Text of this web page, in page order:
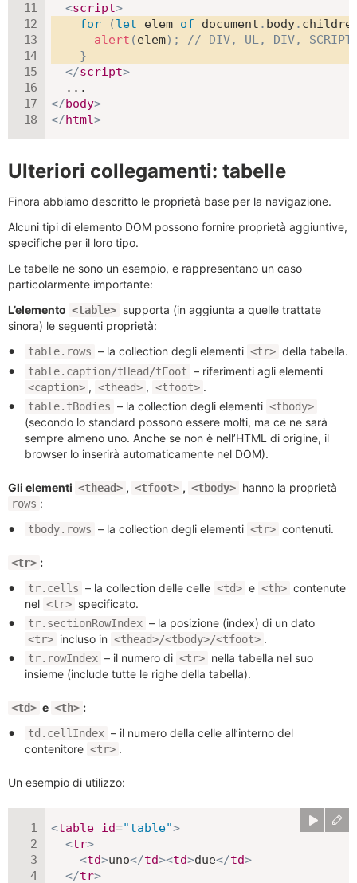
<script>
for
(let elem of document . body.
alert (elem) ;
// DIV, UL, DIV, SCRIPT
}
</script>
</body>
</html>
Ulteriori collegamenti: tabelle
Finora abbiamo descritto le proprietà base per la navigazione.
Alcuni tipi di elemento DOM possono fornire proprietà aggiuntive,
specifiche per il loro tipo.
Le tabelle ne sono un esempio, e rappresentano un caso
particolarmente importante:
L’elemento <table> supporta (in aggiunta a quelle trattate
sinora) le seguenti proprietà:
table.rows – la collection degli elementi <tr> della tabella.
table.caption/tHead/tFoot – riferimenti agli elementi
<caption> , <thead> , <tfoot> .
table.tBodies – la collection degli elementi <tbody>
(secondo lo standard possono essere molti, ma ce ne sarà
sempre almeno uno. Anche se non è nell’HTML di origine, il
browser lo inserirà automaticamente nel DOM).
Gli elementi <thead> , <tfoot> , <tbody> hanno la proprietà
rows :
tbody.rows – la collection degli elementi <tr> contenuti.
<tr> :
tr.cells – la collection delle celle <td> e <th> contenute
nel <tr> specificato.
tr.sectionRowIndex – la posizione (index) di un dato
<tr> incluso in <thead>/<tbody>/<tfoot> .
tr.rowIndex – il numero di <tr> nella tabella nel suo
insieme (include tutte le righe della tabella).
<td> e <th> :
td.cellIndex – il numero della celle all’interno del
contenitore <tr> .
Un esempio di utilizzo:
<table id="table">
<tr>
<td>uno</td><td>due</td>
</tr>